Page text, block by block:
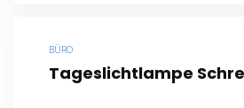
BÜRO
Tageslichtlampe